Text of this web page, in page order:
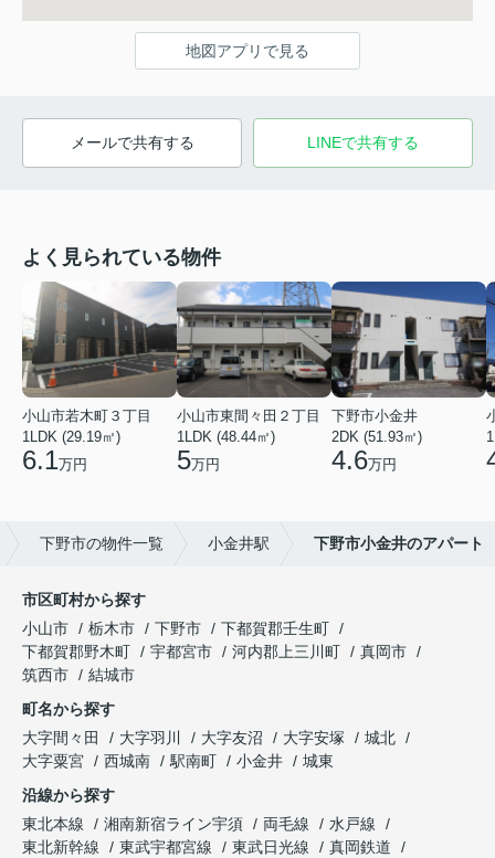
地図アプリで見る
メールで共有する LINEで共有する
よく見られている物件
小山市若木町３丁目
1LDK (29.19㎡)
6.1万円
小山市東間々田２丁目
1LDK (48.44㎡)
5万円
下野市小金井
2DK (51.93㎡)
4.6万円
下野市の物件一覧 小金井駅 下野市小金井のアパート
市区町村から探す
小山市
栃木市 下野市
下都賀郡壬生町
下都賀郡野木町
宇都宮市 河内郡上三川町
真岡市
筑西市
結城市
町名から探す
大字間々田
大字羽川 大字友沼 大字安塚
城北
大字粟宮
西城南 駅南町 小金井
城東
沿線から探す
東北本線
湘南新宿ライン宇須 両毛線
水戸線
東北新幹線
東武宇都宮線 東武日光線
真岡鉄道